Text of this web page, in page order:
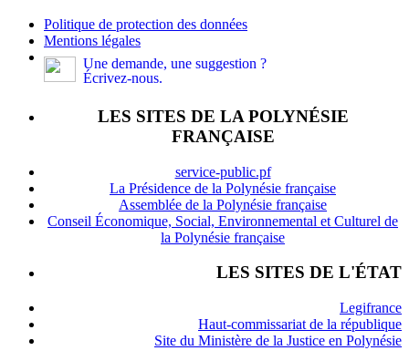
Politique de protection des données
Mentions légales
Une demande, une suggestion ?
Écrivez-nous.
LES SITES DE LA POLYNÉSIE
FRANÇAISE
service-public.pf
La Présidence de la Polynésie française
Assemblée de la Polynésie française
Conseil Économique, Social, Environnemental et Culturel de
la Polynésie française
LES SITES DE L'ÉTAT
Legifrance
Haut-commissariat de la république
Site du Ministère de la Justice en Polynésie